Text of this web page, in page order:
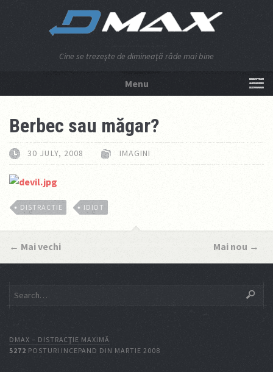
Cine se trezeşte de dimineaţă râde mai bine
Menu
Berbec sau măgar?
30 JULY, 2008 IMAGINI
DISTRACTIE IDIOT
← Mai vechi Mai nou →
DMAX – DISTRACŢIE MAXIMĂ
5272 POSTURI INCEPAND DIN MARTIE 2008